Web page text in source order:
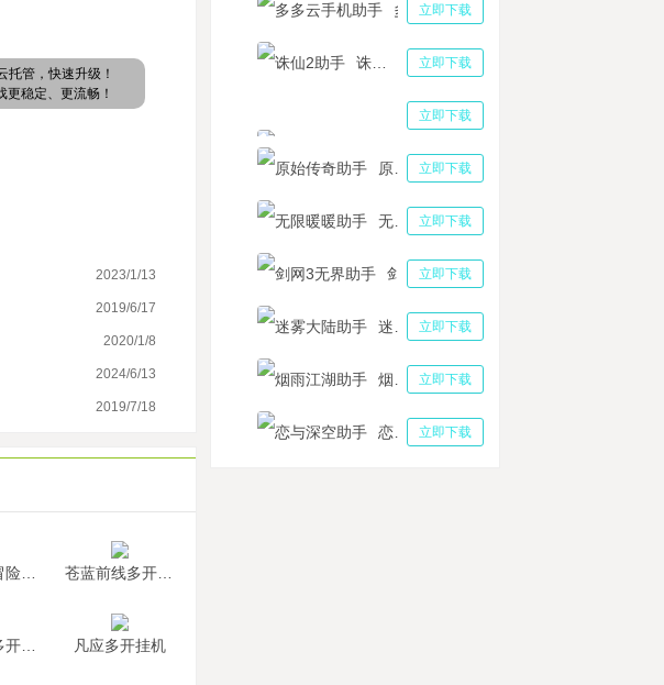
管，快速升级！
稳定、更流畅！
2023/1/13
2019/6/17
2020/1/8
2024/6/13
2019/7/18
云手机玩天地劫:幽城再临 多多云键鼠操控数据互通
女神异闻录夜幕魅影P5X新手攻略，多多云手机挂机多开轻松养成
《霓虹深渊：无限》氪不氪金？霓虹深渊无限氪金点分析攻略
明日方舟手游工具多开养号 主线S6-2低配通关技巧分享
凡应多开挂机
立即下载
多多云手机助手
立即下载
立即下载
三国志战略版助手
立即下载
立即下载
立即下载
立即下载
立即下载
立即下载